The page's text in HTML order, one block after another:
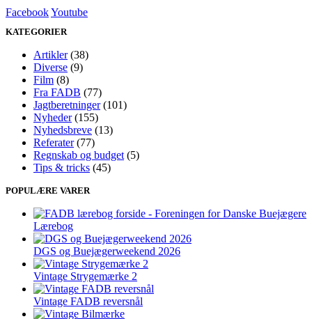
FacebookYoutube
KATEGORIER
Artikler(38)
Diverse (9)
Film (8)
Fra FADB (77)
Jagtberetninger(101)
Nyheder(155)
Nyhedsbreve (13)
Referater(77)
Regnskab og budget (5)
Tips & tricks (45)
POPULÆRE VARER
Lærebog
DGS og Buejægerweekend 2026
Vintage Strygemærke 2
Vintage FADB reversnål